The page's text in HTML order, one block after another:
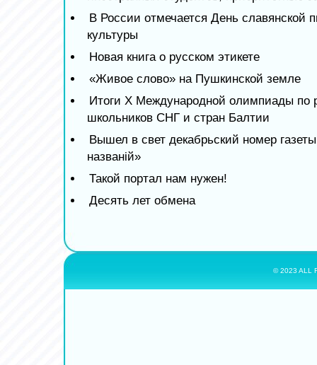
В России отмечается День славянской
культуры
Новая книга о русском этикете
«Живое слово» на Пушкинской земле
Итоги X Международной олимпиады по
школьников СНГ и стран Балтии
Вышел в свет декабрьский номер
названiй»
Такой портал нам нужен!
Десять лет обмена
© 2023 ALL